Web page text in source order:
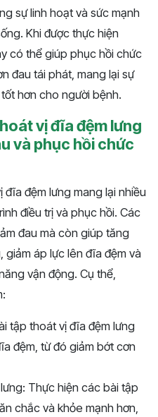
sự linh hoạt và sức mạnh
Khi được thực hiện
có thể giúp phục hồi chức
đau tái phát, mang lại sự
hơn cho người bệnh.
vị đĩa đệm lưng
và phục hồi chức
đệm lưng mang lại nhiều
điều trị và phục hồi. Các
đau mà còn giúp tăng
áp lực lên đĩa đệm và
vận động. Cụ thể,
tập thoát vị đĩa đệm lưng
đệm, từ đó giảm bớt cơn
Thực hiện các bài tập
chắc và khỏe mạnh hơn,